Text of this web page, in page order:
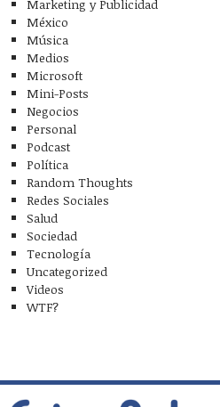
Marketing y Publicidad
México
Música
Medios
Microsoft
Mini-Posts
Negocios
Personal
Podcast
Política
Random Thoughts
Redes Sociales
Salud
Sociedad
Tecnología
Uncategorized
Videos
WTF?